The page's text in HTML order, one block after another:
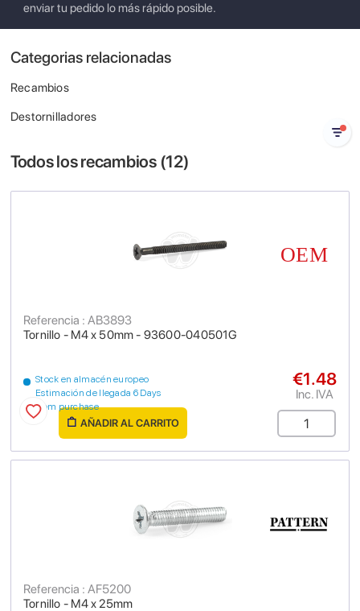
enviar tu pedido lo más rápido posible.
Categorias relacionadas
Recambios
Destornilladores
Todos los recambios (12)
Tornillo - M4 x 50mm - 93600-040501G
Referencia : AB3893
Stock en almacén europeo
Estimación de llegada 6 Days
from purchase
€1.48
Inc. IVA
AÑADIR AL CARRITO
Tornillo - M4 x 25mm
Referencia : AF5200